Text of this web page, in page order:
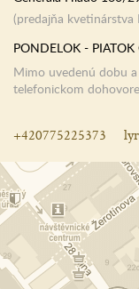
(predajňa kvetinárstva
PONDELOK -
Mimo uvedenú dobu
telefonickom dohovore
+420775225373